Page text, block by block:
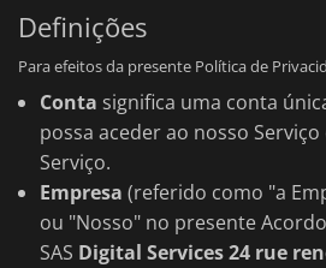
Definições
Para efeitos da presente Política de
Conta significa uma conta
possa aceder ao nosso
Serviço.
Empresa (referido como "a
ou "Nosso" no presente
SAS Digital Services 24 rue